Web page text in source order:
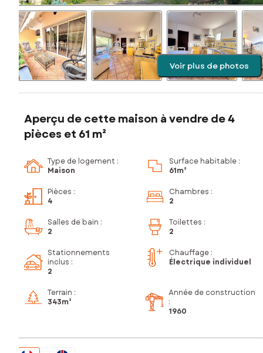
Voir plus de photos
Aperçu de cette maison à vendre de 4
pièces et 61 m²
Type de logement :
Maison
Surface habitable :
61m²
Pièces :
4
Chambres :
2
Salles de bain :
2
Toilettes :
2
Stationnements
inclus :
2
Chauffage :
Électrique individuel
Terrain :
343m²
Année de construction
:
1960